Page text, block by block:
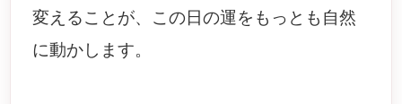
変えることが、この日の運をもっとも自然
に動かします。